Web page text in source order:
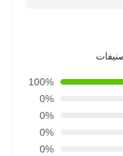
100%
0%
0%
0%
0%